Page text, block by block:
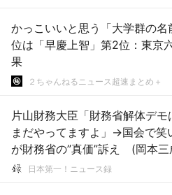
かっこいいと思う「大学群の
位は「早慶上智」第2位：東京
果
２ちゃんねるニュース超速まとめ＋
片山財務大臣「財務省解体デモ
まだやってますよ」→国会で笑
が財務省の”真価”訴え (岡本三
日本第一！ニュース録